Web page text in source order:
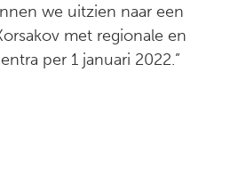
we uitzien naar een
met regionale en
per 1 januari 2022.”